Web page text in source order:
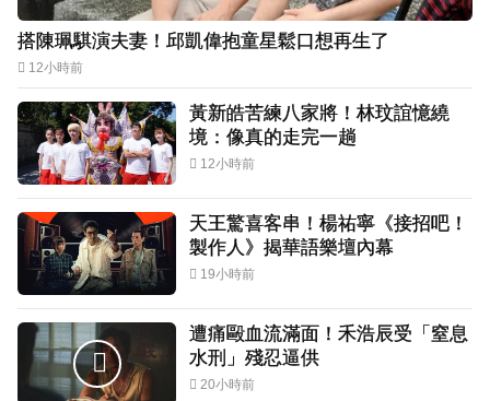
搭陳珮騏演夫妻！邱凱偉抱童星鬆口想再生了
12小時前
黃新皓苦練八家將！林玟誼憶繞
境：像真的走完一趟
12小時前
天王驚喜客串！楊祐寧《接招吧！
製作人》揭華語樂壇內幕
19小時前
遭痛毆血流滿面！禾浩辰受「窒息
水刑」殘忍逼供
20小時前